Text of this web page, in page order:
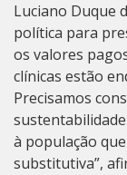
Luciano Duque
política para
os valores
clínicas estão
Precisamos
à população
substitutiva”,